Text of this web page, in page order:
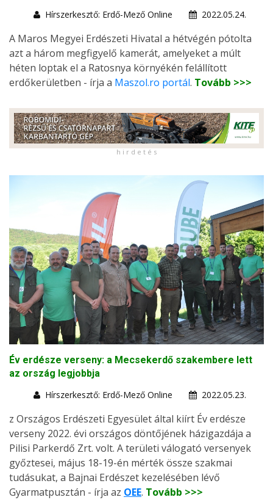
Hírszerkesztő: Erdő-Mező Online
2022.05.24.
A Maros Megyei Erdészeti Hivatal a hétvégén pótolta
azt a három megfigyelő kamerát, amelyeket a múlt
héten loptak el a Ratosnya környékén felállított
erdőkerületben - írja a Maszol.ro portál. Tovább >>>
h i r d e t é s
Év erdésze verseny: a Mecsekerdő szakembere lett
az ország legjobbja
Hírszerkesztő: Erdő-Mező Online
2022.05.23.
z Országos Erdészeti Egyesület által kiírt Év erdésze
verseny 2022. évi országos döntőjének házigazdája a
Pilisi Parkerdő Zrt. volt. A területi válogató versenyek
győztesei, május 18-19-én mérték össze szakmai
tudásukat, a Bajnai Erdészet kezelésében lévő
Gyarmatpusztán - írja az OEE. Tovább >>>